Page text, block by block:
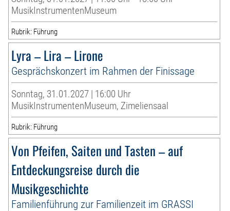
MusikInstrumentenMuseum
Rubrik: Führung
Lyra – Lira – Lirone
Gesprächskonzert im Rahmen der Finissage
Sonntag, 31.01.2027 | 16:00 Uhr
MusikInstrumentenMuseum, Zimeliensaal
Rubrik: Führung
Von Pfeifen, Saiten und Tasten – auf
Entdeckungsreise durch die
Musikgeschichte
Familienführung zur Familienzeit im GRASSI